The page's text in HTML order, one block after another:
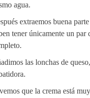
agua.
extraemos buena
tener únicamente un par
las lonchas de
que la crema está